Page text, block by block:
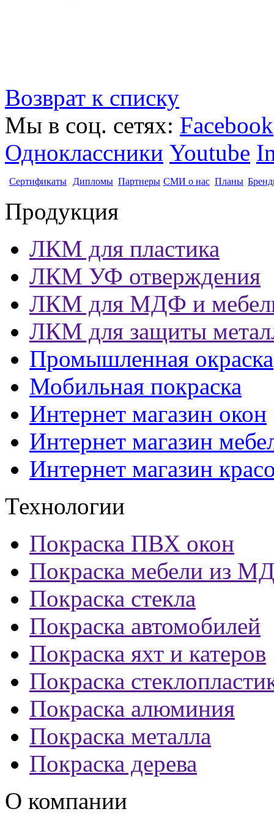
Возврат к списку
Мы в соц. сетях: Facebook
Одноклассники Youtube
Сертификаты Дипломы Партнеры СМИ о нас Планы
Продукция
ЛКМ для пластика
ЛКМ УФ отверждения
ЛКМ для МДФ и
ЛКМ для защиты
Промышленная окраска
Мобильная покраска
Интернет магазин окон
Интернет магазин
Интернет магазин
Технологии
Покраска ПВХ окон
Покраска мебели из
Покраска стекла
Покраска автомобилей
Покраска яхт и катеров
Покраска
Покраска алюминия
Покраска металла
Покраска дерева
О компании